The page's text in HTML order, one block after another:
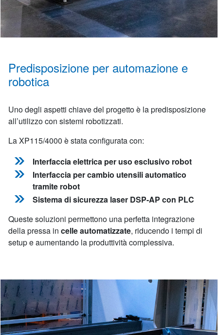
Predisposizione per automazione e
robotica
Uno degli aspetti chiave del progetto è la predisposizione
all’utilizzo con sistemi robotizzati.
La XP115/4000 è stata configurata con:
Interfaccia elettrica per uso esclusivo robot
Interfaccia per cambio utensili automatico
tramite robot
Sistema di sicurezza laser DSP-AP con PLC
Queste soluzioni permettono una perfetta integrazione
della pressa in celle automatizzate, riducendo i tempi di
setup e aumentando la produttività complessiva.